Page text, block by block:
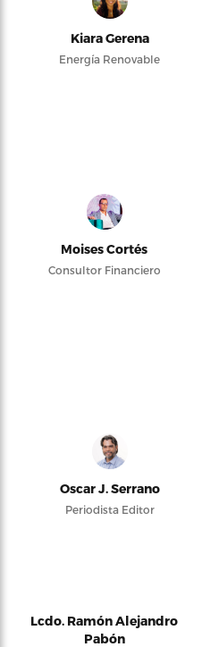
Kiara Gerena
Energía Renovable
Moises Cortés
Consultor Financiero
Oscar J. Serrano
Periodista Editor
Lcdo. Ramón Alejandro
Pabón